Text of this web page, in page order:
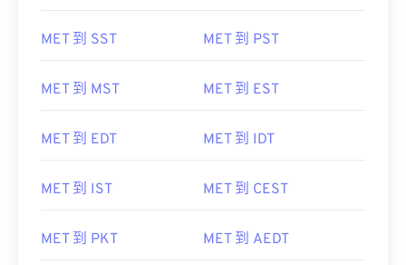
MET 到 SST MET 到 PST
MET 到 MST MET 到 EST
MET 到 EDT MET 到 IDT
MET 到 IST MET 到 CEST
MET 到 PKT MET 到 AEDT